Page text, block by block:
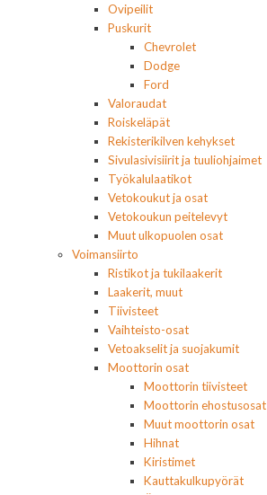
Ovipeilit
Puskurit
Chevrolet
Dodge
Ford
Valoraudat
Roiskeläpät
Rekisterikilven kehykset
Sivulasivisiirit ja tuuliohjaimet
Työkalulaatikot
Vetokoukut ja osat
Vetokoukun peitelevyt
Muut ulkopuolen osat
Voimansiirto
Ristikot ja tukilaakerit
Laakerit, muut
Tiivisteet
Vaihteisto-osat
Vetoakselit ja suojakumit
Moottorin osat
Moottorin tiivisteet
Moottorin ehostusosat
Muut moottorin osat
Hihnat
Kiristimet
Kauttakulkupyörät